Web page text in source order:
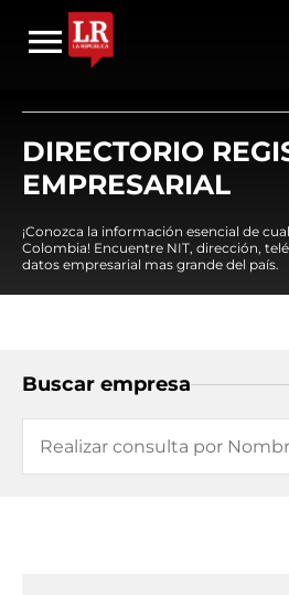
DIRECTORIO
EMPRESARIAL
¡Conozca la información esencial de
Colombia! Encuentre NIT, dirección,
datos empresarial mas grande del país.
Buscar empresa